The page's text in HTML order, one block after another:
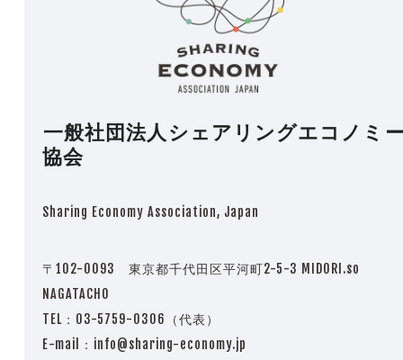
一般社団法人シェアリングエコノミ
協会
Sharing Economy Association, Japan
〒102-0093 東京都千代田区平河町2-5-3 MIDORI.so
NAGATACHO
TEL：03-5759-0306（代表）
E-mail：info@sharing-economy.jp